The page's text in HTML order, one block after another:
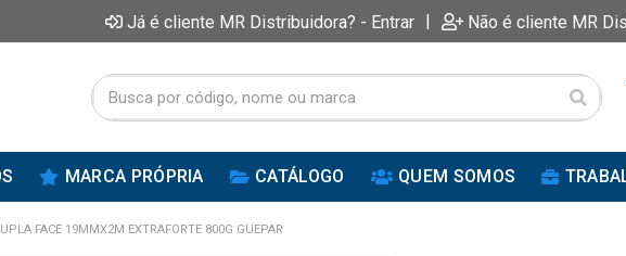
Já é cliente MR Distribuidora? - Entrar | Não é cliente MR
MARCA PRÓPRIA CATÁLOGO QUEM SOMOS
FACE 19MMX2M EXTRAFORTE 800G GUEPAR